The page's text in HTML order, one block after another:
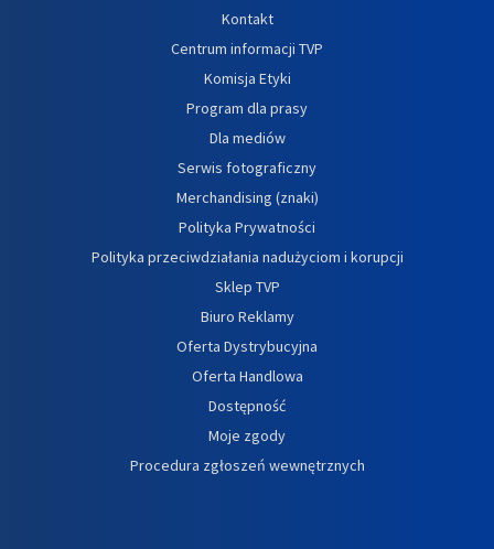
Kontakt
Centrum informacji TVP
Komisja Etyki
Program dla prasy
Dla mediów
Serwis fotograficzny
Merchandising (znaki)
Polityka Prywatności
Polityka przeciwdziałania nadużyciom i korupcji
Sklep TVP
Biuro Reklamy
Oferta Dystrybucyjna
Oferta Handlowa
Dostępność
Moje zgody
Procedura zgłoszeń wewnętrznych